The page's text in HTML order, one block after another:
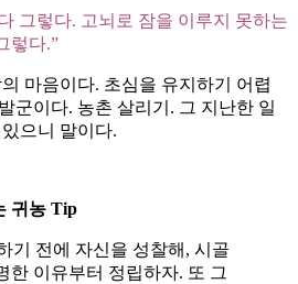
그렇다. 고뇌로 잠을 이루지 못하는
렇다.”
마음이다. 초심을 유지하기 어렵
군이다. 농촌 살리기. 그 지난한 일
으니 말이다.
귀농 Tip
기 전에 자신을 성찰해, 시골
한 이유부터 정립하자. 또 그